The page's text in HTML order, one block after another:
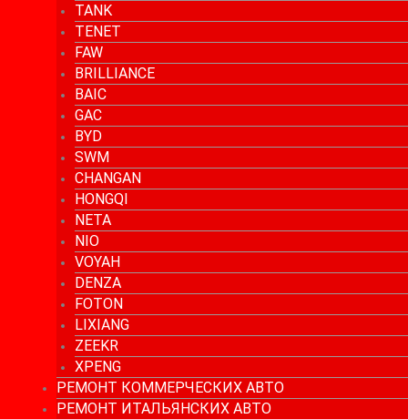
TANK
TENET
FAW
BRILLIANCE
BAIC
GAC
BYD
SWM
CHANGAN
HONGQI
NETA
NIO
VOYAH
DENZA
FOTON
LIXIANG
ZEEKR
XPENG
РЕМОНТ КОММЕРЧЕСКИХ АВТО
РЕМОНТ ИТАЛЬЯНСКИХ АВТО